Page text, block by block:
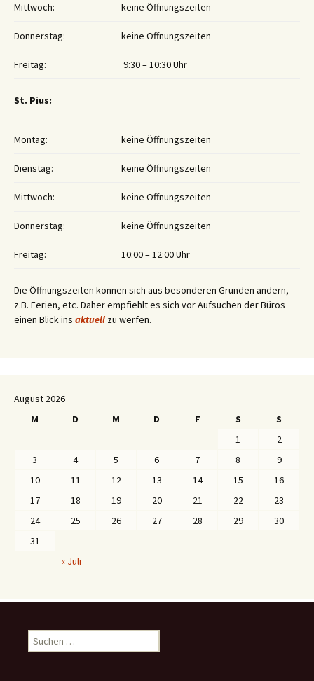
Mittwoch: keine Öffnungszeiten
Donnerstag: keine Öffnungszeiten
Freitag: 9:30 – 10:30 Uhr
St. Pius:
Montag: keine Öffnungszeiten
Dienstag: keine Öffnungszeiten
Mittwoch: keine Öffnungszeiten
Donnerstag: keine Öffnungszeiten
Freitag: 10:00 – 12:00 Uhr
Die Öffnungszeiten können sich aus besonderen Gründen ändern,
z.B. Ferien, etc. Daher empfiehlt es sich vor Aufsuchen der Büros
einen Blick ins aktuell zu werfen.
August 2026
M
D M D F S
S
1
2
3
4 5 6 7 8
9
10
11 12 13 14 15
16
17
18 19 20 21 22
23
24
25 26 27 28 29
30
31
« Juli
u